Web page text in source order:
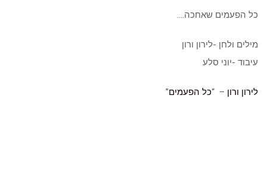
כל הפעמים שאחכה….
מילים ולחן -לירון ורון
עיבוד -יוני סלע
לירון ורון – “כל הפעמים”